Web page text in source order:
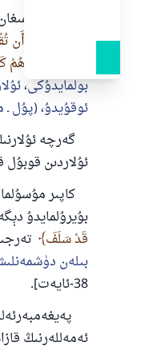
بۇرۇن
وَمَا مَنَعَهُمْ أَن
يُنفِقُونَ إِلَّا
بولمايدۇكى،
ئوقۇيدۇ، (پۇل ـ
گەرچە
ئۇلاردىن قوبۇل
كاپىر
بۇيرۇلمايدۇ
قَدْ سَلَفَ
بىلەن
38-ئايەت].
ئەمەللەرنىڭ